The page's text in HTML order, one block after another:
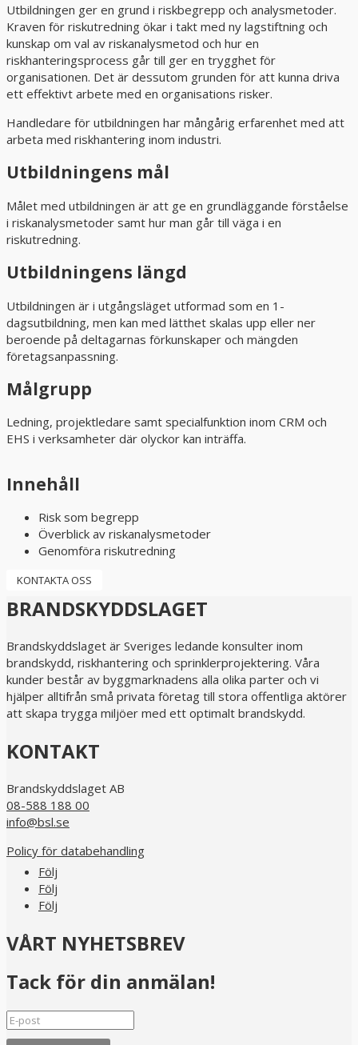
Utbildningen ger en grund i riskbegrepp och analysmetoder.
Kraven för riskutredning ökar i takt med ny lagstiftning och
kunskap om val av riskanalysmetod och hur en
riskhanteringsprocess går till ger en trygghet för
organisationen. Det är dessutom grunden för att kunna driva
ett effektivt arbete med en organisations risker.
Handledare för utbildningen har mångårig erfarenhet med att
arbeta med riskhantering inom industri.
Utbildningens mål
Målet med utbildningen är att ge en grundläggande förståelse
i riskanalysmetoder samt hur man går till väga i en
riskutredning.
Utbildningens längd
Utbildningen är i utgångsläget utformad som en 1-
dagsutbildning, men kan med lätthet skalas upp eller ner
beroende på deltagarnas förkunskaper och mängden
företagsanpassning.
Målgrupp
Ledning, projektledare samt specialfunktion inom CRM och
EHS i verksamheter där olyckor kan inträffa.
Innehåll
Risk som begrepp
Överblick av riskanalysmetoder
Genomföra riskutredning
KONTAKTA OSS
BRANDSKYDDSLAGET
Brandskyddslaget är Sveriges ledande konsulter inom
brandskydd, riskhantering och sprinklerprojektering. Våra
kunder består av byggmarknadens alla olika parter och vi
hjälper alltifrån små privata företag till stora offentliga aktörer
att skapa trygga miljöer med ett optimalt brandskydd.
KONTAKT
Brandskyddslaget AB
08-588 188 00
info@bsl.se
Policy för databehandling
Följ
Följ
Följ
VÅRT NYHETSBREV
Tack för din anmälan!